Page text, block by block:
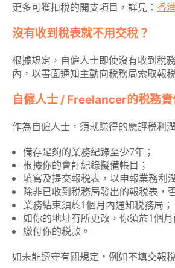
更多可獲扣稅的開支項目，詳見： 香
沒有收到稅表就不用交稅？
根據規定，自僱人士即使沒有收到稅
內，以書面通知主動向税務局索取報
自僱人士 / Freelancer的税務責
作為自僱人士，須就賺得的應評税利
備存足夠的業務紀錄至少7年；
根據你的會計紀錄擬備帳目；
填寫及提交報税表，以申報業務利
除非已收到税務局發出的報税表，
業務結束須於1個月內通知税務局；
如你的地址有所更改，你須於1個
繳付你的税款。
如未能遵守有關規定，例如不填交報